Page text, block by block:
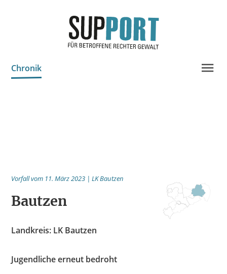
Chronik
Publikationen
Bildungsangebote
SPRACHEN
Vorfall vom 11. März 2023 | LK Bautzen
Bautzen
Landkreis: LK Bautzen
Jugendliche erneut bedroht